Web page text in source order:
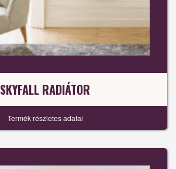
SKYFALL RADIÁTOR
Termék részletes adatai